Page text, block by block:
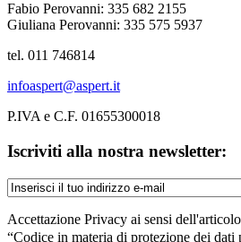
Fabio Perovanni: 335 682 2155
Giuliana Perovanni: 335 575 5937
tel. 011 746814
infoaspert@aspert.it
P.IVA e C.F. 01655300018
Iscriviti alla nostra newsletter:
Accettazione Privacy ai sensi
“Codice in materia di protezione dei dati